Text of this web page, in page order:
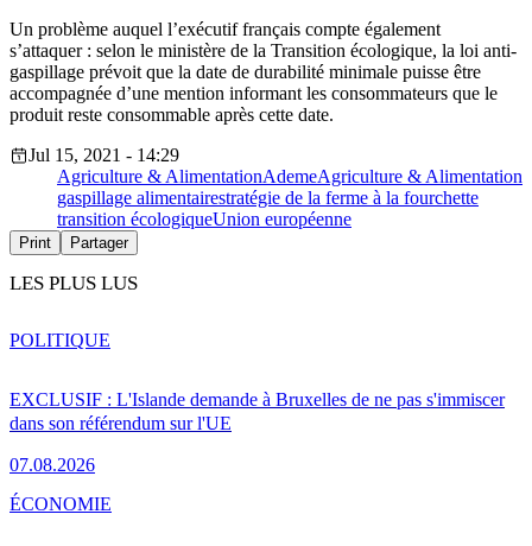
Un problème auquel l’exécutif français compte également
s’attaquer : selon le ministère de la Transition écologique, la loi anti-
gaspillage prévoit que la date de durabilité minimale puisse être
accompagnée d’une mention informant les consommateurs que le
produit reste consommable après cette date.
Jul 15, 2021 - 14:29
Agriculture & AlimentationAdemeAgriculture & Alimentation
gaspillage alimentairestratégie de la ferme à la fourchette
transition écologiqueUnion européenne
Print Partager
LES PLUS LUS
EXCLUSIF : L'Islande demande à Bruxelles de ne pas s'immiscer
dans son référendum sur l'UE
07.08.2026
POLITIQUE
ÉCONOMIE